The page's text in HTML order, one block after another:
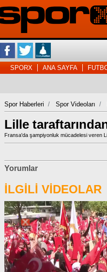
SPORX ANA SAYFA
Spor Haberleri Spor Videoları
Lille
Fransa'da şampiyonluk mücadelesi veren
Yorumlar
İLGİLİ VİDEOLAR